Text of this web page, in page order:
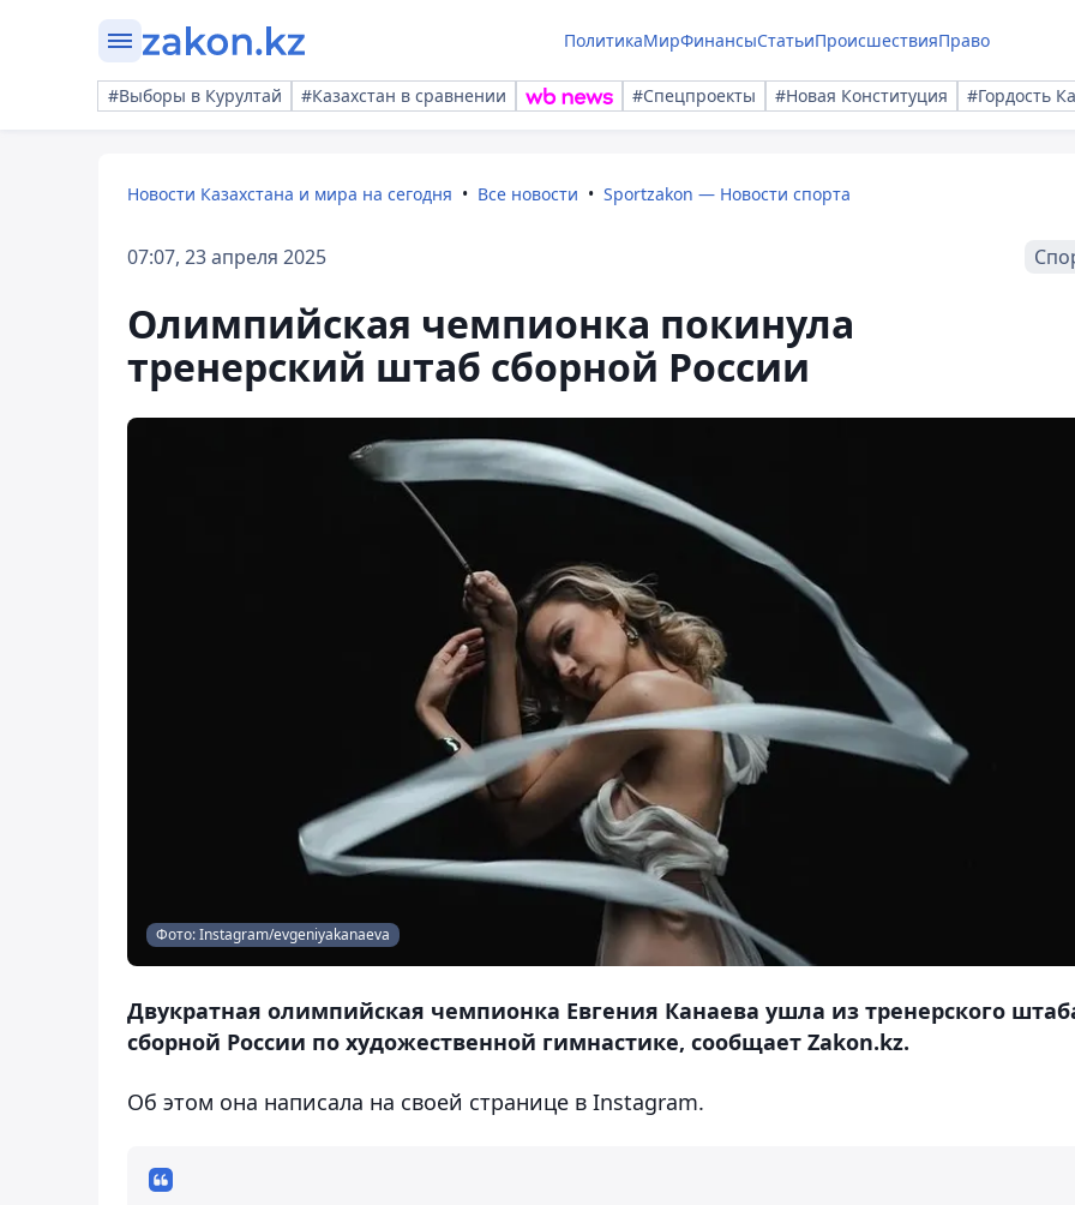
ПолитикаМирФинансыСтатьиПроисшествияПраво
#Выборы в Курултай #Казахстан в сравнении #Спецпроекты #Новая Конституция #Гордость
Новости Казахстана и мира на сегодня Все новости Sportzakon — Новости спорта
07:07, 23 апреля 2025
Олимпийская чемпионка покинула
тренерский штаб сборной России
Фото: Instagram/evgeniyakanaeva
Двукратная олимпийская чемпионка Евгения Канаева ушла из тренерского
сборной России по художественной гимнастике, сообщает Zakon.kz.
Об этом она написала на своей странице в Instagram.